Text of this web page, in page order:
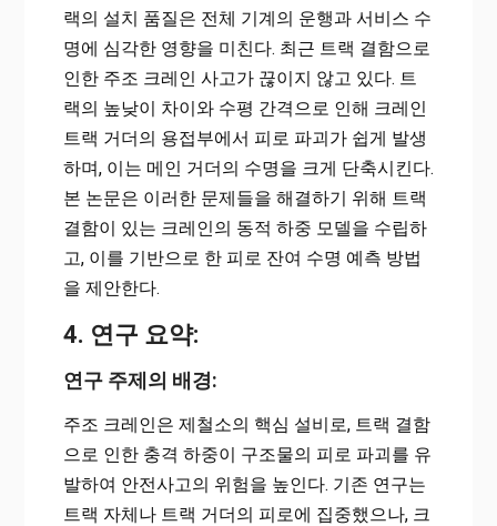
랙의 설치 품질은 전체 기계의 운행과 서비스 수
명에 심각한 영향을 미친다. 최근 트랙 결함으로
인한 주조 크레인 사고가 끊이지 않고 있다. 트
랙의 높낮이 차이와 수평 간격으로 인해 크레인
트랙 거더의 용접부에서 피로 파괴가 쉽게 발생
하며, 이는 메인 거더의 수명을 크게 단축시킨다.
본 논문은 이러한 문제들을 해결하기 위해 트랙
결함이 있는 크레인의 동적 하중 모델을 수립하
고, 이를 기반으로 한 피로 잔여 수명 예측 방법
을 제안한다.
4. 연구 요약:
연구 주제의 배경:
주조 크레인은 제철소의 핵심 설비로, 트랙 결함
으로 인한 충격 하중이 구조물의 피로 파괴를 유
발하여 안전사고의 위험을 높인다. 기존 연구는
트랙 자체나 트랙 거더의 피로에 집중했으나, 크